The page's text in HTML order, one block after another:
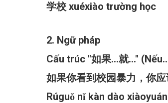
学校 xuéxiào trường học
2. Ngữ pháp
Cấu trúc "如果...就..."
如果你看到校园暴力，你应
Rúguǒ nǐ kàn dào